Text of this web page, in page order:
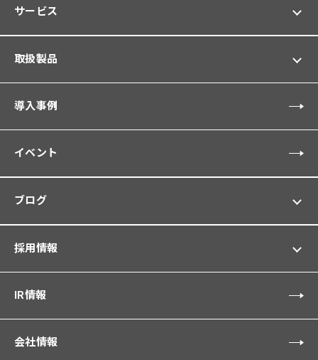
サービス
取扱製品
導入事例
イベント
ブログ
採用情報
IR情報
会社情報